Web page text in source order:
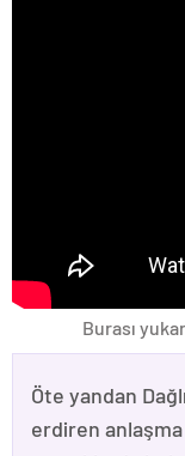
Burası
Öte yandan
erdiren